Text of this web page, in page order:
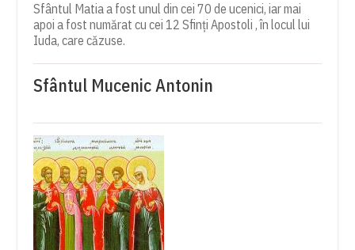
Sfântul Matia a fost unul din cei 70 de ucenici, iar mai
apoi a fost numărat cu cei 12 Sfinți Apostoli , în locul lui
Iuda, care căzuse.
Sfântul Mucenic Antonin